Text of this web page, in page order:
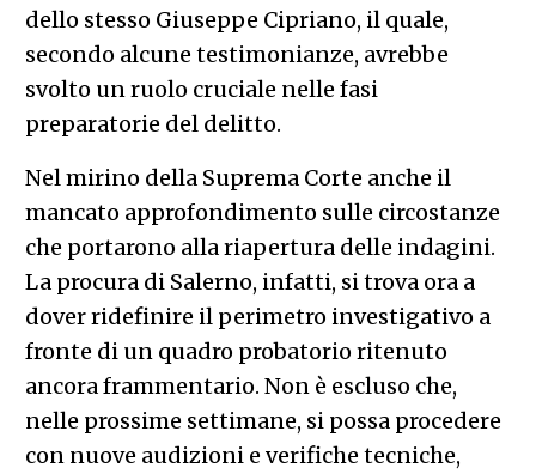
dello stesso Giuseppe Cipriano, il quale,
secondo alcune testimonianze, avrebbe
svolto un ruolo cruciale nelle fasi
preparatorie del delitto.
Nel mirino della Suprema Corte anche il
mancato approfondimento sulle circostanze
che portarono alla riapertura delle indagini.
La procura di Salerno, infatti, si trova ora a
dover ridefinire il perimetro investigativo a
fronte di un quadro probatorio ritenuto
ancora frammentario. Non è escluso che,
nelle prossime settimane, si possa procedere
con nuove audizioni e verifiche tecniche,